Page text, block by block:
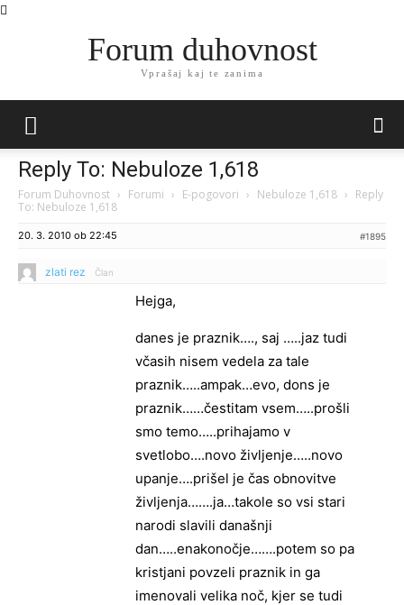
Forum duhovnost
Vprašaj kaj te zanima
Reply To: Nebuloze 1,618
Forum Duhovnost › Forumi › E-pogovori › Nebuloze 1,618 › Reply
To: Nebuloze 1,618
20. 3. 2010 ob 22:45 #1895
zlati rez Član
Hejga,
danes je praznik…., saj …..jaz tudi
včasih nisem vedela za tale
praznik…..ampak…evo, dons je
praznik……čestitam vsem…..prošli
smo temo…..prihajamo v
svetlobo….novo življenje…..novo
upanje….prišel je čas obnovitve
življenja…….ja…takole so vsi stari
narodi slavili današnji
dan…..enakonočje…….potem so pa
kristjani povzeli praznik in ga
imenovali velika noč, kjer se tudi